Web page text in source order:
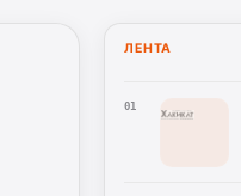
ЛЕНТА
01